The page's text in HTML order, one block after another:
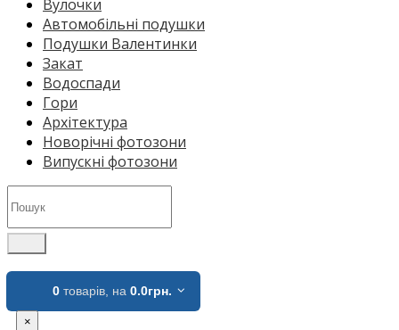
Вулочки
Автомобільні подушки
Подушки Валентинки
Закат
Водоспади
Гори
Архітектура
Новорічні фотозони
Випускні фотозони
0 товарів, на 0.0грн.
×